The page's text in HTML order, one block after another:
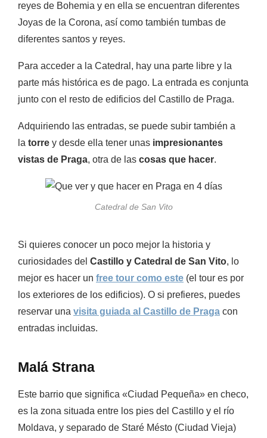
reyes de Bohemia y en ella se encuentran diferentes
Joyas de la Corona, así como también tumbas de
diferentes santos y reyes.
Para acceder a la Catedral, hay una parte libre y la
parte más histórica es de pago. La entrada es conjunta
junto con el resto de edificios del Castillo de Praga.
Adquiriendo las entradas, se puede subir también a
la torre y desde ella tener unas impresionantes
vistas de Praga, otra de las cosas que hacer.
Catedral de San Vito
Si quieres conocer un poco mejor la historia y
curiosidades del Castillo y Catedral de San Vito, lo
mejor es hacer un free tour como este (el tour es por
los exteriores de los edificios). O si prefieres, puedes
reservar una visita guiada al Castillo de Praga con
entradas incluidas.
Malá Strana
Este barrio que significa «Ciudad Pequeña» en checo,
es la zona situada entre los pies del Castillo y el río
Moldava, y separado de Staré Mésto (Ciudad Vieja)